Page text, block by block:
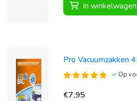
In winkelwagen
Pro Vacuumzakken
Op
€7,95